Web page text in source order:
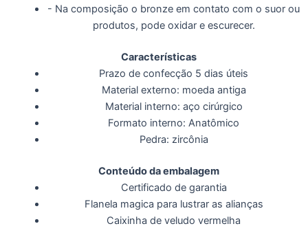
- Na composição o bronze em contato com o suor ou
produtos, pode oxidar e escurecer.
Características
Prazo de confecção 5 dias úteis
Material externo: moeda antiga
Material interno: aço cirúrgico
Formato interno: Anatômico
Pedra: zircônia
Conteúdo da embalagem
Certificado de garantia
Flanela magica para lustrar as alianças
Caixinha de veludo vermelha